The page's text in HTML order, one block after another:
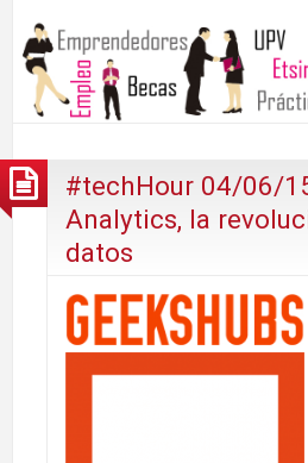
#techHour 04/06/
Analytics, la
datos